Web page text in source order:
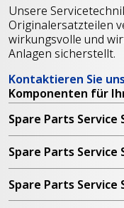
Unsere
Originalersatzteilen
wirkungsvolle und
Anlagen sicherstellt.
Kontaktieren Sie
Komponenten für
Spare Parts Service
Spare Parts Service
Spare Parts Service